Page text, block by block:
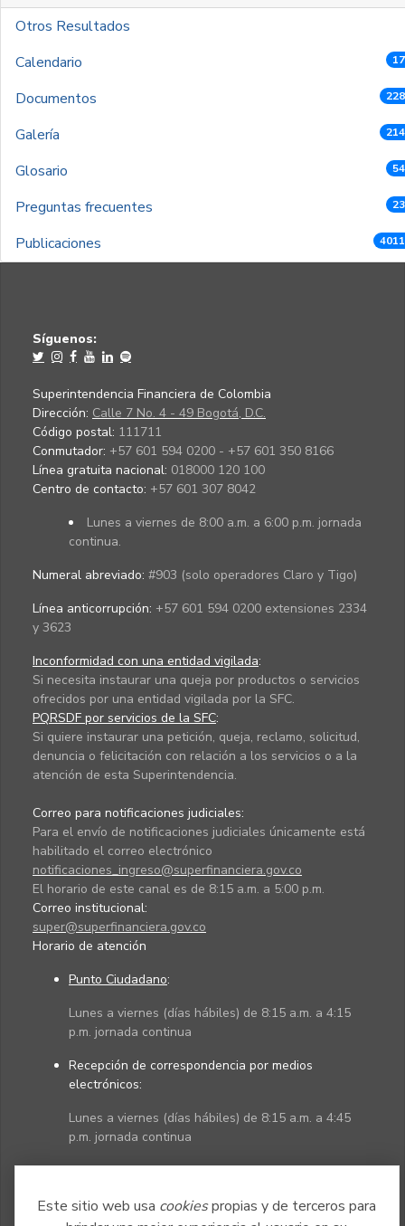
Este sitio web usa cookiespropias y de terceros para
Otros Resultados
Calendario
Documentos
Galería
Glosario
Preguntas frecuentes
Publicaciones
Síguenos:
Superintendencia Financiera de Colombia
Dirección: Calle 7 No. 4 - 49 Bogotá, D.C.
Código postal: 111711
Conmutador: +57 601 594 0200 - +57 601 350 8166
Línea gratuita nacional: 018000 120 100
Centro de contacto: +57 601 307 8042
Lunes a viernes de 8:00 a.m. a 6:00 p.m. jornada
continua.
Numeral abreviado: #903 (solo operadores Claro y Tigo)
Línea anticorrupción: +57 601 594 0200 extensiones 2334
y 3623
Inconformidad con una entidad vigilada:
Si necesita instaurar una queja por productos o servicios
ofrecidos por una entidad vigilada por la SFC.
PQRSDF por servicios de la SFC:
Si quiere instaurar una petición, queja, reclamo, solicitud,
denuncia o felicitación con relación a los servicios o a la
atención de esta Superintendencia.
Correo para notificaciones judiciales:
Para el envío de notificaciones judiciales únicamente está
habilitado el correo electrónico
notificaciones_ingreso@superfinanciera.gov.co
El horario de este canal es de 8:15 a.m. a 5:00 p.m.
Correo institucional:
super@superfinanciera.gov.co
Horario de atención
Punto Ciudadano:
Lunes a viernes (días hábiles) de 8:15 a.m. a 4:15
p.m. jornada continua
Recepción de correspondencia por medios
electrónicos:
Lunes a viernes (días hábiles) de 8:15 a.m. a 4:45
p.m. jornada continua